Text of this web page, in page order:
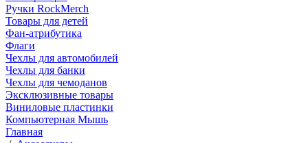
Ручки RockMerch
Товары для детей
Фан-атрибутика
Флаги
Чехлы для автомобилей
Чехлы для банки
Чехлы для чемоданов
Эксклюзивные товары
Виниловые пластинки
Компьютерная Мышь
Главная